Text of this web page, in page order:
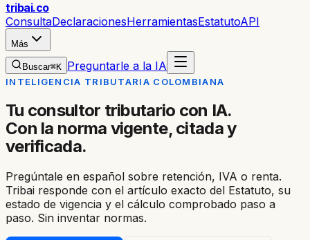
tribai.co
ConsultaDeclaracionesHerramientasEstatutoAPI
Más
Buscar⌘K Preguntarle a la IA
INTELIGENCIA TRIBUTARIA COLOMBIANA
Tu consultor tributario con IA.
Con la norma vigente, citada y
verificada.
Pregúntale en español sobre retención, IVA o renta.
Tribai responde con el artículo exacto del Estatuto, su
estado de vigencia y el cálculo comprobado paso a
paso. Sin inventar normas.